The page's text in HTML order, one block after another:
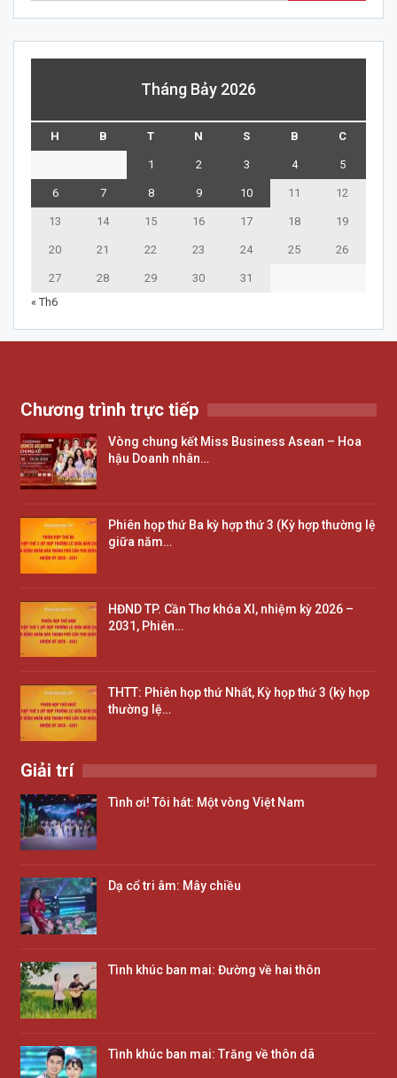
Tháng Bảy 2026
H B T N S B C
1 2 3 4 5
6 7 8 9 10 11 12
13 14 15 16 17 18 19
20 21 22 23 24 25 26
27 28 29 30
31
« Th6
Chương trình trực tiếp
Vòng chung kết Miss Business Asean – Hoa
hậu Doanh nhân…
Phiên họp thứ Ba kỳ hợp thứ 3 (Kỳ hợp thường lệ
giữa năm…
HĐND TP. Cần Thơ khóa XI, nhiệm kỳ 2026 –
2031, Phiên…
THTT: Phiên họp thứ Nhất, Kỳ họp thứ 3 (kỳ họp
thường lệ…
Giải trí
Tình ơi! Tôi hát: Một vòng Việt Nam
Dạ cổ tri âm: Mây chiều
Tình khúc ban mai: Đường về hai thôn
Tình khúc ban mai: Trăng về thôn dã